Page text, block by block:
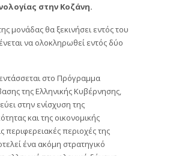
στην Κοζάνη.
μονάδας θα ξεκινήσει εντός του
να ολοκληρωθεί εντός δύο
στο Πρόγραμμα
της Ελληνικής Κυβέρνησης,
στην ενίσχυση της
και της οικονομικής
περιφερειακές περιοχές της
ένα ακόμη στρατηγικό